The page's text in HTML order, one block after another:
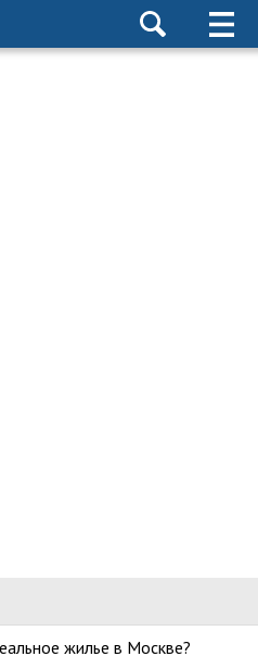
жилье в Москве?